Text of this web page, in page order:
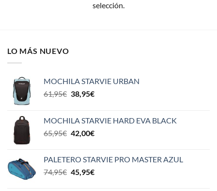
selección.
LO MÁS NUEVO
MOCHILA STARVIE URBAN
61,95€ El
era:
61,95€.
38,95€El
es:
38,95€.
MOCHILA STARVIE HARD EVA BLACK
65,95€ El
era:
65,95€.
42,00€El
es:
42,00€.
PALETERO STARVIE PRO MASTER AZUL
74,95€ El
45,95€El